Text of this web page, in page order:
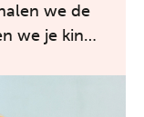
we de
we je kind
...